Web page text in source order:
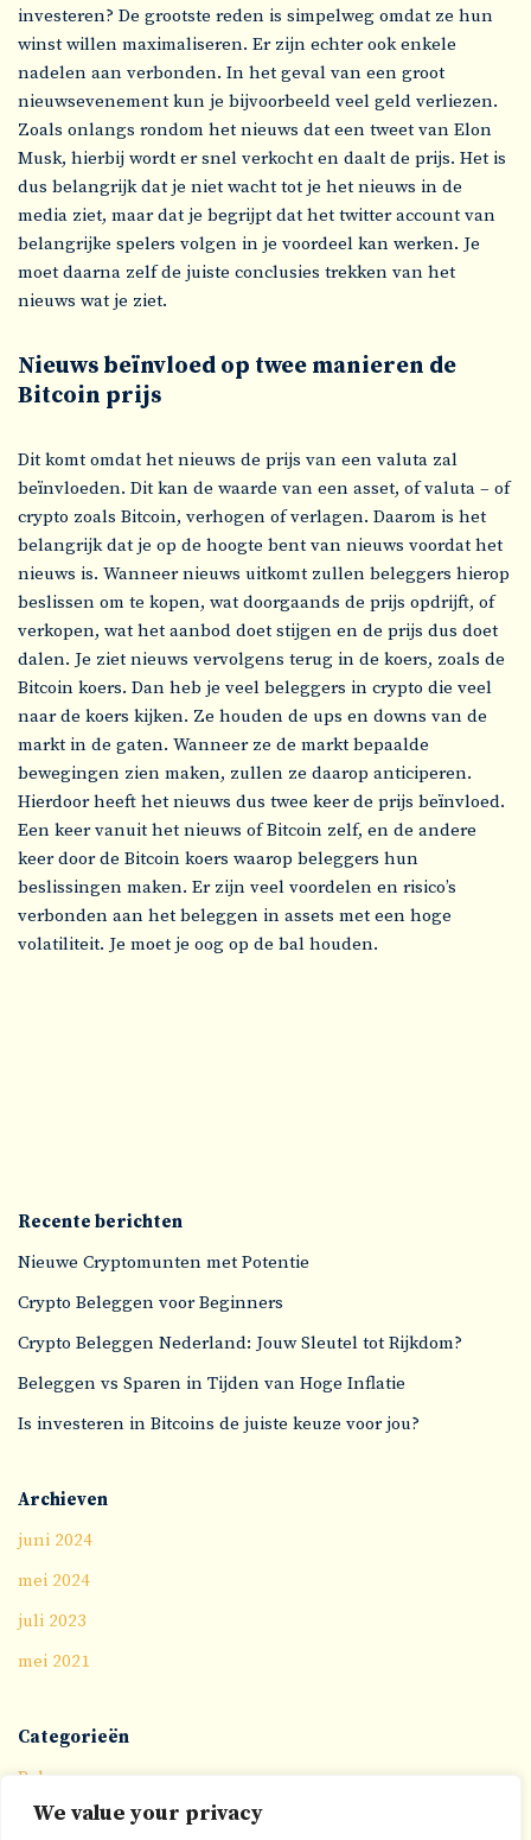
We value your privacy
investeren? De grootste reden is simpelweg omdat ze hun
winst willen maximaliseren. Er zijn echter ook enkele
nadelen aan verbonden. In het geval van een groot
nieuwsevenement kun je bijvoorbeeld veel geld verliezen.
Zoals onlangs rondom het nieuws dat een tweet van Elon
Musk, hierbij wordt er snel verkocht en daalt de prijs. Het is
dus belangrijk dat je niet wacht tot je het nieuws in de
media ziet, maar dat je begrijpt dat het twitter account van
belangrijke spelers volgen in je voordeel kan werken. Je
moet daarna zelf de juiste conclusies trekken van het
nieuws wat je ziet.
Nieuws beïnvloed op twee manieren de
Bitcoin prijs
Dit komt omdat het nieuws de prijs van een valuta zal
beïnvloeden. Dit kan de waarde van een asset, of valuta – of
crypto zoals Bitcoin, verhogen of verlagen. Daarom is het
belangrijk dat je op de hoogte bent van nieuws voordat het
nieuws is. Wanneer nieuws uitkomt zullen beleggers hierop
beslissen om te kopen, wat doorgaands de prijs opdrijft, of
verkopen, wat het aanbod doet stijgen en de prijs dus doet
dalen. Je ziet nieuws vervolgens terug in de koers, zoals de
Bitcoin koers. Dan heb je veel beleggers in crypto die veel
naar de koers kijken. Ze houden de ups en downs van de
markt in de gaten. Wanneer ze de markt bepaalde
bewegingen zien maken, zullen ze daarop anticiperen.
Hierdoor heeft het nieuws dus twee keer de prijs beïnvloed.
Een keer vanuit het nieuws of Bitcoin zelf, en de andere
keer door de Bitcoin koers waarop beleggers hun
beslissingen maken. Er zijn veel voordelen en risico’s
verbonden aan het beleggen in assets met een hoge
volatiliteit. Je moet je oog op de bal houden.
Recente berichten
Nieuwe Cryptomunten met Potentie
Crypto Beleggen voor Beginners
Crypto Beleggen Nederland: Jouw Sleutel tot Rijkdom?
Beleggen vs Sparen in Tijden van Hoge Inflatie
Is investeren in Bitcoins de juiste keuze voor jou?
Archieven
juni 2024
mei 2024
juli 2023
mei 2021
Categorieën
Beleggen
Crypto